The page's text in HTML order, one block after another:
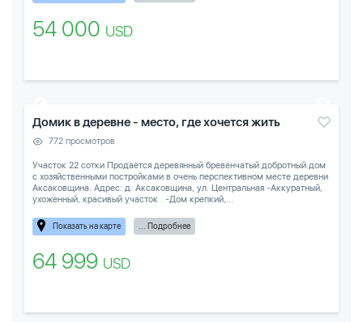
54 000 USD
Домик в деревне - место, где хочется жить
772 просмотров
Участок 22 сотки Продаётся деревянный бревенчатый добротный дом
с хозяйственными постройками в очень перспективном месте деревни
Аксаковщина. Адрес: д. Аксаковщина, ул. Центральная -Аккуратный,
ухоженный, красивый участок . -Дом крепкий,...
Показать на карте ... Подробнее
64 999 USD